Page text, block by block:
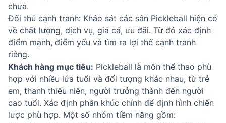
chưa.
Đối thủ cạnh tranh: Khảo sát các sân Pickleball hiện có
về chất lượng, dịch vụ, giá cả, ưu đãi. Từ đó xác định
điểm mạnh, điểm yếu và tìm ra lợi thế cạnh tranh
riêng.
Khách hàng mục tiêu: Pickleball là môn thể thao phù
hợp với nhiều lứa tuổi và đối tượng khác nhau, từ trẻ
em, thanh thiếu niên, người trưởng thành đến người
cao tuổi. Xác định phân khúc chính để định hình chiến
lược phù hợp. Một số nhóm tiềm năng gồm: